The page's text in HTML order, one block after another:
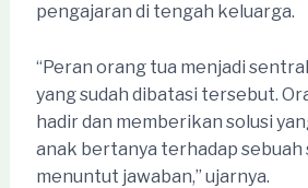
pengajaran di tengah keluarga.
“Peran orang tua menjadi
yang sudah dibatasi tersebut.
hadir dan memberikan solusi
anak bertanya terhadap sebuah
menuntut jawaban,” ujarnya.